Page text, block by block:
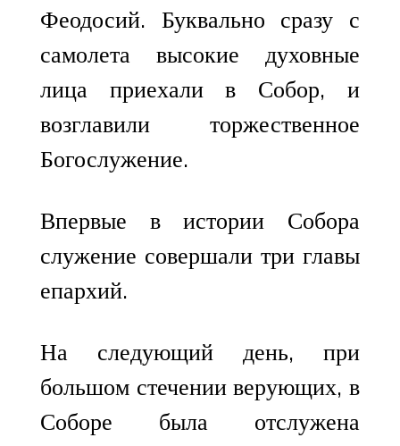
Феодосий. Буквально сразу с
самолета высокие духовные
лица приехали в Собор, и
возглавили торжественное
Богослужение.
Впервые в истории Собора
служение совершали три главы
епархий.
На следующий день, при
большом стечении верующих, в
Соборе была отслужена